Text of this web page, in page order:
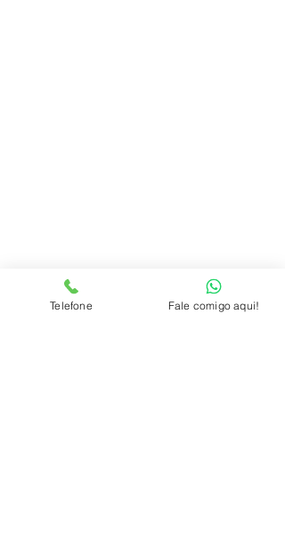
Telefone Fale comigo aqui!